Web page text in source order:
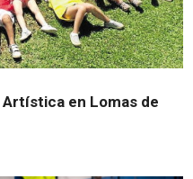
Artística en Lomas de